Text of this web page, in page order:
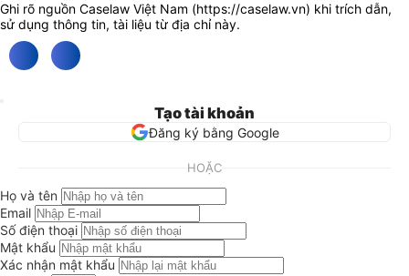
Ghi rõ nguồn Caselaw Việt Nam (https://caselaw.vn) khi trích dẫn,
sử dụng thông tin, tài liệu từ địa chỉ này.
Tạo tài khoản
Đăng ký bằng Google
HOẶC
Họ và tên
Email
Số điện thoại
Mật khẩu
Xác nhận mật khẩu